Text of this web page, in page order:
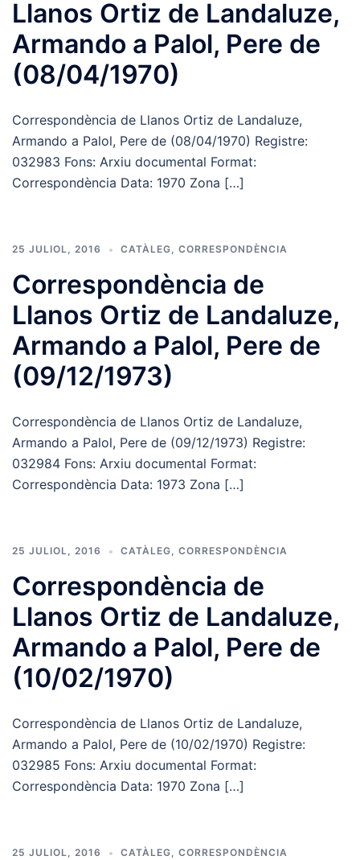
Llanos Ortiz de Landaluze,
Armando a Palol, Pere de
(08/04/1970)
Correspondència de Llanos Ortiz de Landaluze,
Armando a Palol, Pere de (08/04/1970) Registre:
032983 Fons: Arxiu documental Format:
Correspondència Data: 1970 Zona […]
25 JULIOL, 2016 CATÀLEG, CORRESPONDÈNCIA
Correspondència de
Llanos Ortiz de Landaluze,
Armando a Palol, Pere de
(09/12/1973)
Correspondència de Llanos Ortiz de Landaluze,
Armando a Palol, Pere de (09/12/1973) Registre:
032984 Fons: Arxiu documental Format:
Correspondència Data: 1973 Zona […]
25 JULIOL, 2016 CATÀLEG, CORRESPONDÈNCIA
Correspondència de
Llanos Ortiz de Landaluze,
Armando a Palol, Pere de
(10/02/1970)
Correspondència de Llanos Ortiz de Landaluze,
Armando a Palol, Pere de (10/02/1970) Registre:
032985 Fons: Arxiu documental Format:
Correspondència Data: 1970 Zona […]
25 JULIOL, 2016 CATÀLEG, CORRESPONDÈNCIA